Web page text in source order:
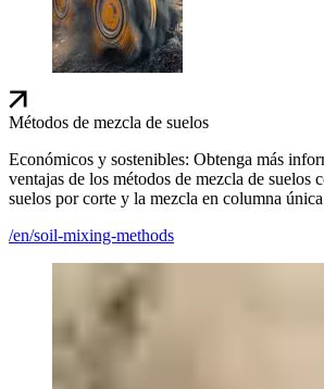
Métodos de mezcla de suelos
Económicos y sostenibles: Obtenga más
ventajas de los métodos de mezcla de suelos
suelos por corte y la mezcla en columna
/en/soil-mixing-methods